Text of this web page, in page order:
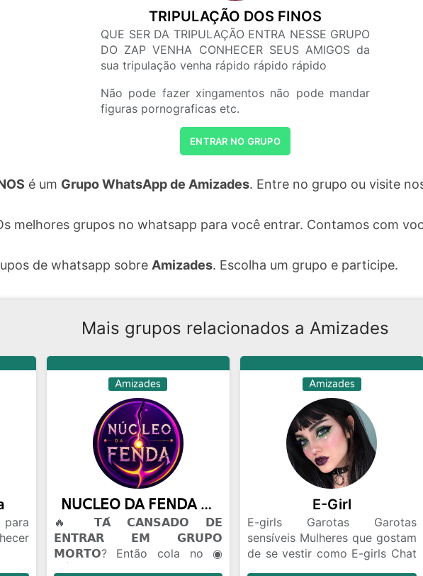
TRIPULAÇÃO DOS FINOS
QUE SER DA TRIPULAÇÃO ENTRA NESSE GRUPO
DO ZAP VENHA CONHECER SEUS AMIGOS da
sua tripulação venha rápido rápido rápido
Não pode fazer xingamentos não pode mandar
figuras pornograficas etc.
ENTRAR NO GRUPO
é um Grupo WhatsApp de Amizades. Entre no grupo ou visite
melhores grupos no whatsapp para você entrar. Contamos com
de whatsapp sobre Amizades. Escolha um grupo e participe.
Mais grupos relacionados a Amizades
para
Amizades
𝖭𝖴𝖢𝖫𝖤𝖮 𝖣𝖠 𝖥𝖤𝖭𝖣𝖠 ◉ 100m
🔥 𝗧𝗔́ 𝗖𝗔𝗡𝗦𝗔𝗗𝗢 𝗗𝗘
𝗘𝗡𝗧𝗥𝗔𝗥 𝗘𝗠 𝗚𝗥𝗨𝗣𝗢
𝗠𝗢𝗥𝗧𝗢? Então cola no ◉
Amizades
E-Girl
E-girls Garotas Garotas
sensíveis Mulheres que gostam
de se vestir como E-girls Chat